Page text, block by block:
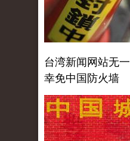
台湾新闻网站无一
幸免中国防火墙